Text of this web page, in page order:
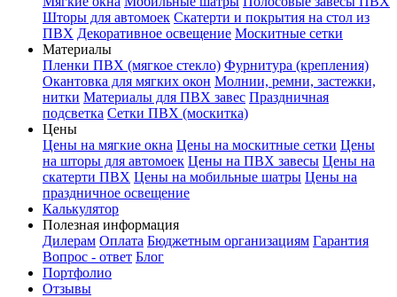
Шторы для автомоек Скатерти и покрытия на стол из
ПВХ Декоративное освещение Москитные сетки
Материалы
Пленки ПВХ (мягкое стекло) Фурнитура (крепления)
Окантовка для мягких окон Молнии, ремни, застежки,
нитки Материалы для ПВХ завес Праздничная
подсветка Сетки ПВХ (москитка)
Цены
Цены на мягкие окна Цены на москитные сетки Цены
на шторы для автомоек Цены на ПВХ завесы Цены на
скатерти ПВХ Цены на мобильные шатры Цены на
праздничное освещение
Калькулятор
Полезная информация
Дилерам Оплата Бюджетным организациям Гарантия
Вопрос - ответ Блог
Портфолио
Отзывы